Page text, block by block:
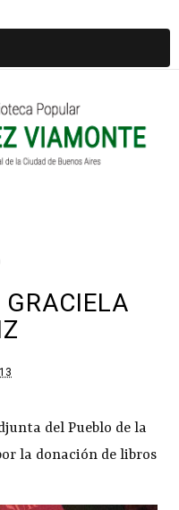
del Pueblo de la
la donación de libros